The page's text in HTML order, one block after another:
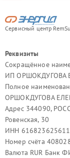
Сервисный центр
Реквизиты
Сокращённое
ИП ОРШОКДУГОВА
Полное
ОРШОКДУГОВА
Адрес 344090,
Ровенская, 30
ИНН 616823625611
Номер счёта
Валюта RUR Банк